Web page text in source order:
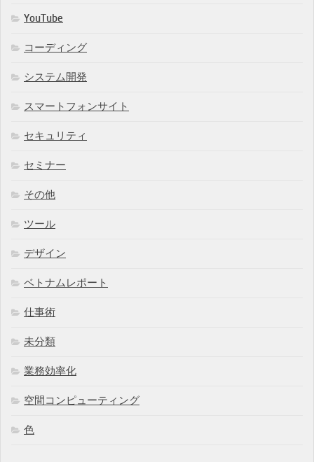
YouTube
コーディング
システム開発
スマートフォンサイト
セキュリティ
セミナー
その他
ツール
デザイン
ベトナムレポート
仕事術
未分類
業務効率化
空間コンピューティング
色